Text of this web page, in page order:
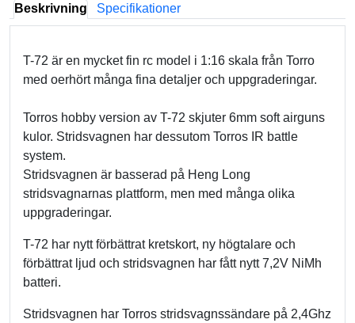
Beskrivning Specifikationer
T-72 är en mycket fin rc model i 1:16 skala från Torro
med oerhört många fina detaljer och uppgraderingar.
Torros hobby version av T-72 skjuter 6mm soft airguns
kulor. Stridsvagnen har dessutom Torros IR battle
system.
Stridsvagnen är basserad på Heng Long
stridsvagnarnas plattform, men med många olika
uppgraderingar.
T-72 har nytt förbättrat kretskort, ny högtalare och
förbättrat ljud och stridsvagnen har fått nytt 7,2V NiMh
batteri.
Stridsvagnen har Torros stridsvagnssändare på 2,4Ghz